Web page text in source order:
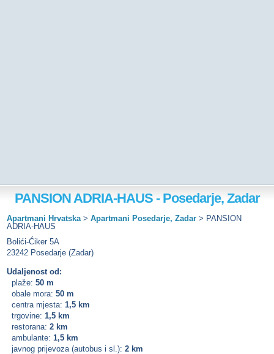
PANSION ADRIA-HAUS - Posedarje, Zadar
Apartmani Hrvatska> Apartmani Posedarje, Zadar > PANSION
ADRIA-HAUS
Bolići-Ćiker 5A
23242 Posedarje (Zadar)
Udaljenost od:
plaže: 50 m
obale mora: 50 m
centra mjesta: 1,5 km
trgovine: 1,5 km
restorana: 2 km
ambulante: 1,5 km
javnog prijevoza (autobus i sl.): 2 km